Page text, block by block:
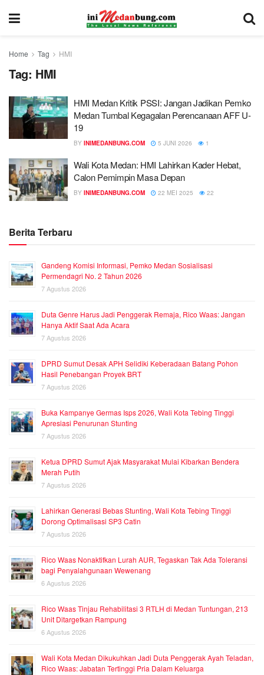
Home Tag HMI
Tag: HMI
HMI Medan Kritik PSSI: Jangan Jadikan Pemko
Medan Tumbal Kegagalan Perencanaan AFF U-
19
BY INIMEDANBUNG.COM 5 JUNI 2026 1
Wali Kota Medan: HMI Lahirkan Kader Hebat,
Calon Pemimpin Masa Depan
BY INIMEDANBUNG.COM 22 MEI 2025 22
Berita Terbaru
Gandeng Komisi Informasi, Pemko Medan Sosialisasi
Permendagri No. 2 Tahun 2026
7 Agustus 2026
Duta Genre Harus Jadi Penggerak Remaja, Rico Waas: Jangan
Hanya Aktif Saat Ada Acara
7 Agustus 2026
DPRD Sumut Desak APH Selidiki Keberadaan Batang Pohon
Hasil Penebangan Proyek BRT
7 Agustus 2026
Buka Kampanye Germas Isps 2026, Wali Kota Tebing Tinggi
Apresiasi Penurunan Stunting
7 Agustus 2026
Ketua DPRD Sumut Ajak Masyarakat Mulai Kibarkan Bendera
Merah Putih
7 Agustus 2026
Lahirkan Generasi Bebas Stunting, Wali Kota Tebing Tinggi
Dorong Optimalisasi SP3 Catin
7 Agustus 2026
Rico Waas Nonaktifkan Lurah AUR, Tegaskan Tak Ada Toleransi
bagi Penyalahgunaan Wewenang
6 Agustus 2026
Rico Waas Tinjau Rehabilitasi 3 RTLH di Medan Tuntungan, 213
Unit Ditargetkan Rampung
6 Agustus 2026
Wali Kota Medan Dikukuhkan Jadi Duta Penggerak Ayah Teladan,
Rico Waas: Jabatan Tertinggi Pria Dalam Keluarga